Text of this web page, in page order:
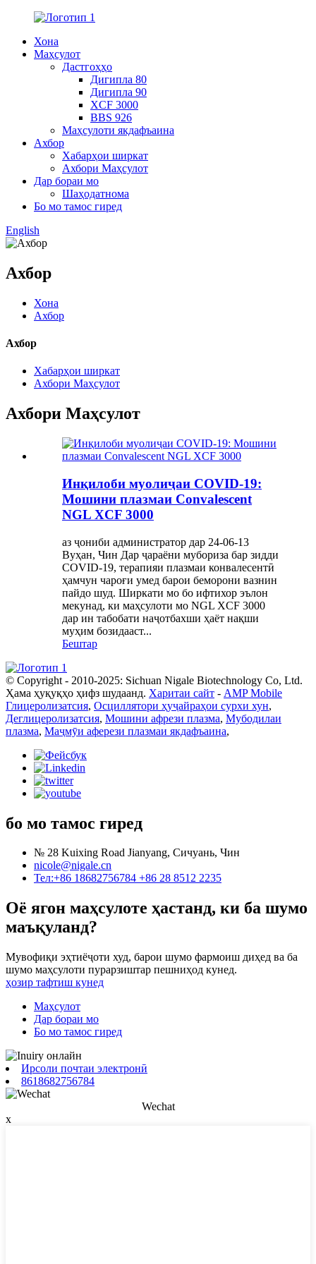
Хона
Маҳсулот
Дастгоҳҳо
Дигипла 80
Дигипла 90
XCF 3000
BBS 926
Маҳсулоти якдафъаина
Ахбор
Хабарҳои ширкат
Ахбори Маҳсулот
Дар бораи мо
Шаҳодатнома
Бо мо тамос гиред
English
Ахбор
Хона
Ахбор
Ахбор
Хабарҳои ширкат
Ахбори Маҳсулот
Ахбори Маҳсулот
Инқилоби муолиҷаи COVID-19:
Мошини плазмаи Convalescent
NGL XCF 3000
аз ҷониби администратор дар 24-06-13
Вуҳан, Чин Дар ҷараёни мубориза бар зидди
COVID-19, терапияи плазмаи конвалесентӣ
ҳамчун чароғи умед барои беморони вазнин
пайдо шуд. Ширкати мо бо ифтихор эълон
мекунад, ки маҳсулоти мо NGL XCF 3000
дар ин табобати наҷотбахши ҳаёт нақши
муҳим бозидааст...
Бештар
© Copyright - 2010-2025: Sichuan Nigale Biotechnology Co, Ltd.
Ҳама ҳуқуқҳо ҳифз шудаанд. Харитаи сайт - AMP Mobile
Глицеролизатсия, Осциллятори ҳуҷайраҳои сурхи хун,
Деглицеролизатсия, Мошини афрези плазма, Мубодилаи
плазма, Маҷмӯи аферези плазмаи якдафъаина,
бо мо тамос гиред
№ 28 Kuixing Road Jianyang, Сичуань, Чин
nicole@nigale.cn
Тел:+86 18682756784 +86 28 8512 2235
Оё ягон маҳсулоте ҳастанд, ки ба шумо
маъқуланд?
Мувофиқи эҳтиёҷоти худ, барои шумо фармоиш диҳед ва ба
шумо маҳсулоти пурарзиштар пешниҳод кунед.
ҳозир тафтиш кунед
Маҳсулот
Дар бораи мо
Бо мо тамос гиред
Ирсоли почтаи электронӣ
8618682756784
Wechat
x